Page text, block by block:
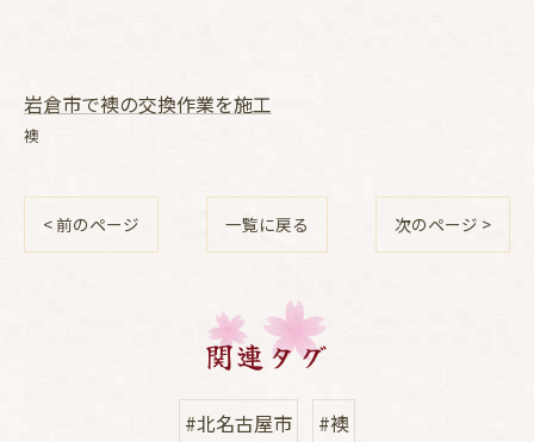
岩倉市で襖の交換作業を施工
襖
< 前のページ 一覧に戻る 次のページ >
関連タグ
#北名古屋市 #襖